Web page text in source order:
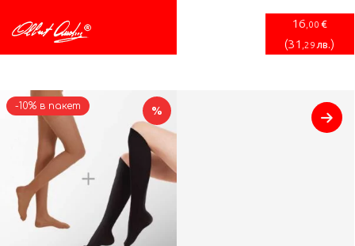
16 ,00 €
(31 ,29 лв.)
%
-10% в пакет